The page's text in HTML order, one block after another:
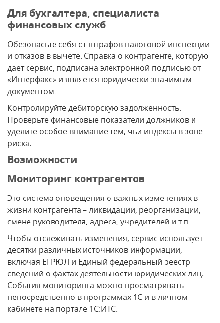
Для бухгалтера, специалиста
финансовых служб
Обезопасьте себя от штрафов налоговой инспекции
и отказов в вычете. Справка о контрагенте, которую
дает сервис, подписана электронной подписью от
«Интерфакс» и является юридически значимым
документом.
Контролируйте дебиторскую задолженность.
Проверьте финансовые показатели должников и
уделите особое внимание тем, чьи индексы в зоне
риска.
Возможности
Мониторинг контрагентов
Это система оповещения о важных изменениях в
жизни контрагента – ликвидации, реорганизации,
смене руководителя, адреса, учредителей и т.п.
Чтобы отслеживать изменения, сервис использует
десятки различных источников информации,
включая ЕГРЮЛ и Единый федеральный реестр
сведений о фактах деятельности юридических лиц.
События мониторинга можно просматривать
непосредственно в программах 1С и в личном
кабинете на портале 1С:ИТС.